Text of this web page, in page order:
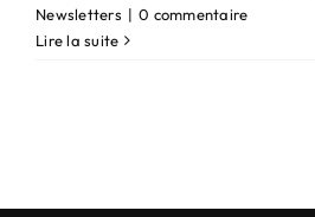
Newsletters | 0 commentaire
Lire la suite